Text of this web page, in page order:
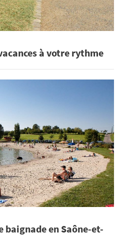
à votre rythme
baignade en Saône-et-